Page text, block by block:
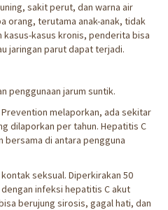
sakit perut, dan warna air
orang, terutama anak-anak, tidak
kasus-kasus kronis, penderita bisa
jaringan parut dapat terjadi.
penggunaan jarum suntik.
melaporkan, ada sekitar
dilaporkan per tahun. Hepatitis C
bersama di antara pengguna
seksual. Diperkirakan 50
infeksi hepatitis C akut
berujung sirosis, gagal hati, dan